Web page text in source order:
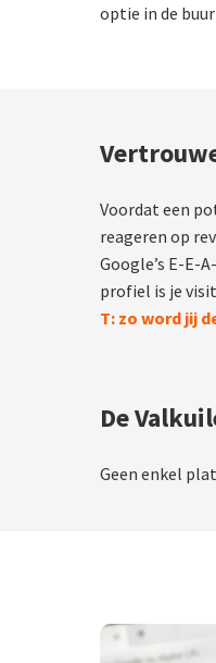
optie in de
Voordat een
reageren op
Google’s E-E-
profiel is je
T: zo word jij
De
Geen enkel